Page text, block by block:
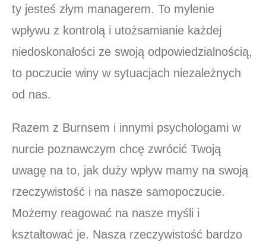
ty jesteś złym managerem. To mylenie
wpływu z kontrolą i utożsamianie każdej
niedoskonałości ze swoją odpowiedzialnością,
to poczucie winy w sytuacjach niezależnych
od nas.
Razem z Burnsem i innymi psychologami w
nurcie poznawczym chcę zwrócić Twoją
uwagę na to, jak duży wpływ mamy na swoją
rzeczywistość i na nasze samopoczucie.
Możemy reagować na nasze myśli i
kształtować je. Nasza rzeczywistość bardzo